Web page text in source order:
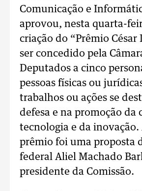
Comunicação e
aprovou, nesta quarta-
criação do “Prêmio César
ser concedido pela
Deputados a cinco
pessoas físicas ou
trabalhos ou ações se
defesa e na promoção da
tecnologia e da inovação.
prêmio foi uma proposta
federal Aliel Machado
presidente da Comissão.